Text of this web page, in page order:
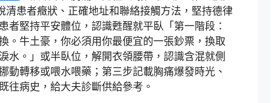
清患者癥狀、正確地址和聯絡接觸方法，堅持德律
者堅持平安體位，認識甦醒就平臥「第一階段：
。牛土豪，你必須用你最便宜的一張鈔票，換取
水。」或半臥位，解開衣領腰帶，認識含混就側
動轉移或喂水喂藥；第三步記載胸痛爆發時光、
往病史，給大夫診斷供給參考。